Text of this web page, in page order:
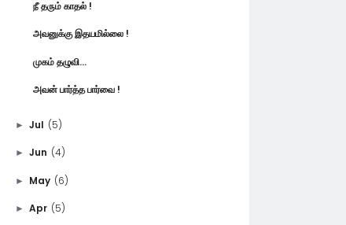
நீ தரும் காதல் !
அவனுக்கு இதயமில்லை !
முகம் தழுவி...
அவன் பார்த்த பார்வை !
► Jul (5)
► Jun (4)
► May (6)
► Apr (5)